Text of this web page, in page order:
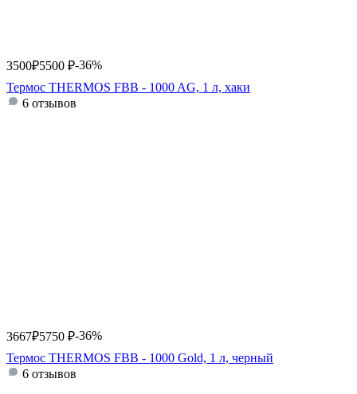
3500₽5500 ₽-36%
Термос THERMOS FBB - 1000 AG, 1 л, хаки
6 отзывов
3667₽5750 ₽-36%
Термос THERMOS FBB - 1000 Gold, 1 л, черный
6 отзывов